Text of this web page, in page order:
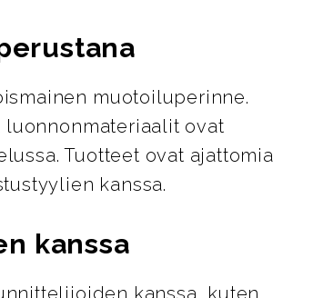
muotoiluperinne.
ovat
Tuotteet ovat ajattomia
kanssa.
kanssa
kanssa, kuten